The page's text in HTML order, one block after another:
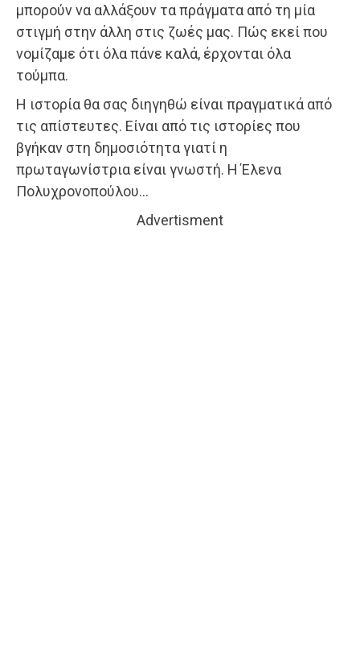
μπορούν να αλλάξουν τα πράγματα από τη μία
στιγμή στην άλλη στις ζωές μας. Πώς εκεί που
νομίζαμε ότι όλα πάνε καλά, έρχονται όλα
τούμπα.
Η ιστορία θα σας διηγηθώ είναι πραγματικά από
τις απίστευτες. Είναι από τις ιστορίες που
βγήκαν στη δημοσιότητα γιατί η
πρωταγωνίστρια είναι γνωστή. Η Έλενα
Πολυχρονοπούλου…
Advertisment